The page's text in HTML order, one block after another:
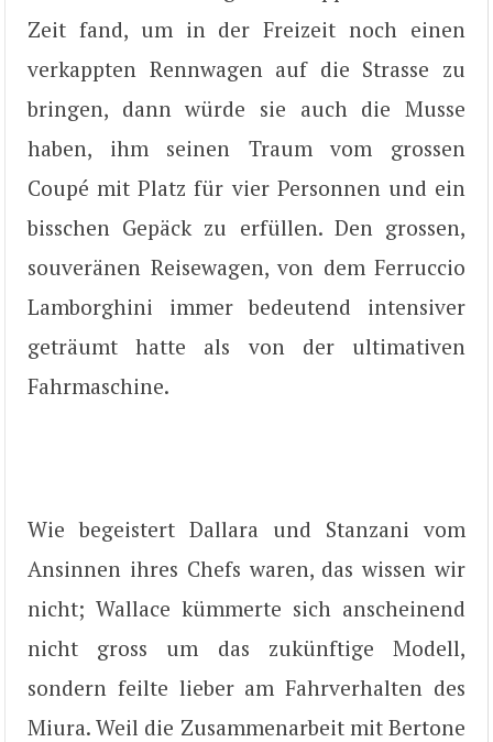
Zeit fand, um in der Freizeit noch einen
verkappten Rennwagen auf die Strasse zu
bringen, dann würde sie auch die Musse
haben, ihm seinen Traum vom grossen
Coupé mit Platz für vier Personnen und ein
bisschen Gepäck zu erfüllen. Den grossen,
souveränen Reisewagen, von dem Ferruccio
Lamborghini immer bedeutend intensiver
geträumt hatte als von der ultimativen
Fahrmaschine.
Wie begeistert Dallara und Stanzani vom
Ansinnen ihres Chefs waren, das wissen wir
nicht; Wallace kümmerte sich anscheinend
nicht gross um das zukünftige Modell,
sondern feilte lieber am Fahrverhalten des
Miura. Weil die Zusammenarbeit mit Bertone